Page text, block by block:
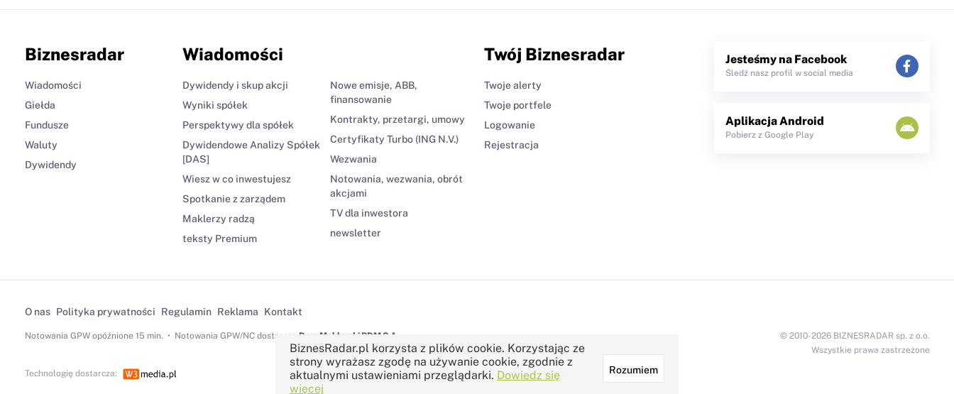
Biznesradar
Wiadomości
Giełda
Fundusze
Waluty
Dywidendy
Wiadomości
Dywidendy i skup akcji
Wyniki spółek
Perspektywy dla spółek
Dywidendowe Analizy Spółek
[DAS]
Wiesz w co inwestujesz
Spotkanie z zarządem
Maklerzy radzą
teksty Premium
Nowe emisje, ABB,
finansowanie
Kontrakty, przetargi, umowy
Certyfikaty Turbo (ING N.V.)
Wezwania
Notowania, wezwania, obrót
akcjami
TV dla inwestora
newsletter
Twój Biznesradar
Twoje alerty
Twoje portfele
Logowanie
Rejestracja
Jesteśmy na Facebook
Śledź nasz profil w social media
Aplikacja Android
Pobierz z Google Play
O nas Polityka prywatności Regulamin Reklama Kontakt
Notowania GPWopóźnione 15 min. Notowania GPW/NC dostarcza Dom Maklerski BDM S.A.
© 2010-2026 BIZNESRADAR sp. z o.o.
Wszystkie prawa zastrzeżone
Technologię dostarcza:
BiznesRadar.pl korzysta z plików cookie. Korzystając ze
strony wyrażasz zgodę na używanie cookie, zgodnie z
aktualnymi ustawieniami przeglądarki. Dowiedz się
więcej
Rozumiem